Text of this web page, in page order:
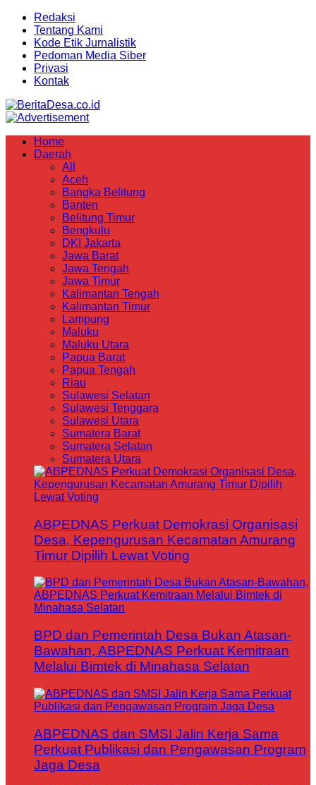
Redaksi
Tentang Kami
Kode Etik Jurnalistik
Pedoman Media Siber
Privasi
Kontak
Home
Daerah
All
Aceh
Bangka Belitung
Banten
Belitung Timur
Bengkulu
DKI Jakarta
Jawa Barat
Jawa Tengah
Jawa Timur
Kalimantan Tengah
Kalimantan Timur
Lampung
Maluku
Maluku Utara
Papua Barat
Papua Tengah
Riau
Sulawesi Selatan
Sulawesi Tenggara
Sulawesi Utara
Sumatera Barat
Sumatera Selatan
Sumatera Utara
ABPEDNAS Perkuat Demokrasi Organisasi
Desa, Kepengurusan Kecamatan Amurang
Timur Dipilih Lewat Voting
BPD dan Pemerintah Desa Bukan Atasan-
Bawahan, ABPEDNAS Perkuat Kemitraan
Melalui Bimtek di Minahasa Selatan
ABPEDNAS dan SMSI Jalin Kerja Sama
Perkuat Publikasi dan Pengawasan Program
Jaga Desa